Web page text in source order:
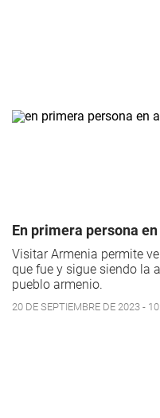
En primera persona
Visitar Armenia permite
que fue y sigue siendo la
pueblo armenio.
20 DE SEPTIEMBRE DE 2023 -